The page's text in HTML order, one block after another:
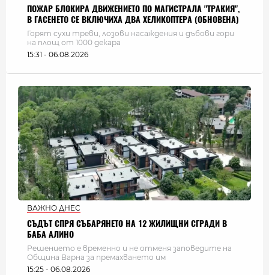
ПОЖАР БЛОКИРА ДВИЖЕНИЕТО ПО МАГИСТРАЛА "ТРАКИЯ",
В ГАСЕНЕТО СЕ ВКЛЮЧИХА ДВА ХЕЛИКОПТЕРА (ОБНОВЕНА)
Горят сухи треви, лозови насаждения и дъбови гори
на площ от 1000 декара
15:31 - 06.08.2026
ВАЖНО ДНЕС
СЪДЪТ СПРЯ СЪБАРЯНЕТО НА 12 ЖИЛИЩНИ СГРАДИ В
БАБА АЛИНО
Решението е временно и не отменя заповедите на
Община Варна за премахването им
15:25 - 06.08.2026